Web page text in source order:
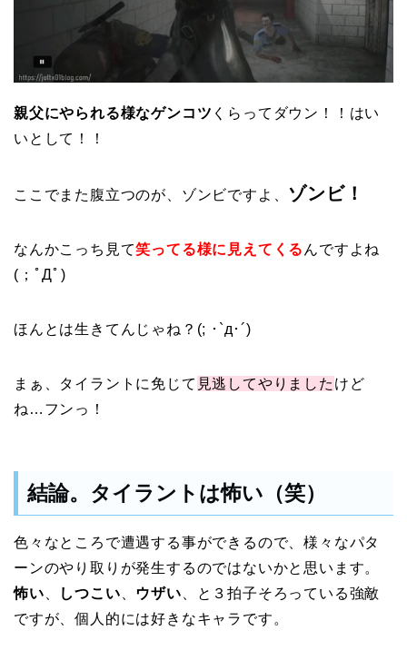
親父にやられる様なゲンコツ くらってダウン！！はい
いとして！！
ここでまた腹立つのが、ゾンビですよ、 ゾンビ！
なんかこっち見て笑ってる様に見えてくる んですよね
(；ﾟДﾟ)
ほんとは生きてんじゃね？(; ･`д･´)
まぁ、タイラントに免じて 見逃してやりました けど
ね…フンっ！
結論。タイラントは怖い（笑）
色々なところで遭遇する事ができるので、様々なパタ
ーンのやり取りが発生するのではないかと思います。
怖い
しつこい ウザい 、と３拍子そろっている強敵
ですが、個人的には好きなキャラです。